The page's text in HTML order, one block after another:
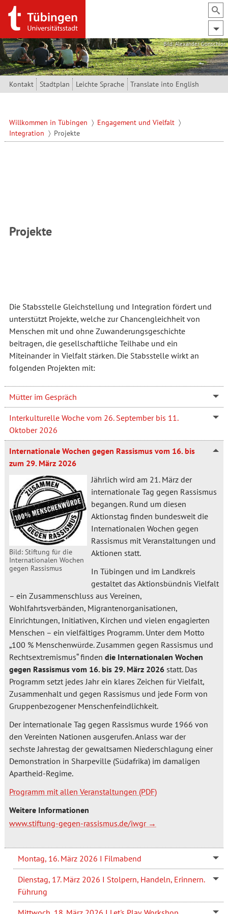
Direkt zum Inhalt
Bild: Alexander Gonschior
Kontakt Stadtplan Leichte Sprache Translate into English
Willkommen in Tübingen
Engagement und Vielfalt
Integration
Projekte
Projekte
Die Stabsstelle Gleichstellung und Integration fördert und
unterstützt Projekte, welche zur Chancengleichheit von
Menschen mit und ohne Zuwanderungsgeschichte
beitragen, die gesellschaftliche Teilhabe und ein
Miteinander in Vielfalt stärken. Die Stabsstelle wirkt an
folgenden Projekten mit:
Mütter im Gespräch
Interkulturelle Woche vom 26. September bis 11.
Oktober 2026
Internationale Wochen gegen Rassismus vom 16. bis
zum 29. März 2026
Bild: Stiftung für die
Internationalen Wochen
gegen Rassismus
Jährlich wird am 21. März der
internationale Tag gegen Rassismus
begangen. Rund um diesen
Aktionstag finden bundesweit die
Internationalen Wochen gegen
Rassismus mit Veranstaltungen und
Aktionen statt.
In Tübingen und im Landkreis
gestaltet das Aktionsbündnis Vielfalt
– ein Zusammenschluss aus Vereinen,
Wohlfahrtsverbänden, Migrantenorganisationen,
Einrichtungen, Initiativen, Kirchen und vielen engagierten
Menschen – ein vielfältiges Programm. Unter dem Motto
„100 % Menschenwürde. Zusammen gegen Rassismus und
Rechtsextremismus“ finden die Internationalen Wochen
gegen Rassismus vom 16. bis 29. März 2026statt. Das
Programm setzt jedes Jahr ein klares Zeichen für Vielfalt,
Zusammenhalt und gegen Rassismus und jede Form von
Gruppenbezogener Menschenfeindlichkeit.
Der internationale Tag gegen Rassismus wurde 1966 von
den Vereinten Nationen ausgerufen. Anlass war der
sechste Jahrestag der gewaltsamen Niederschlagung einer
Demonstration in Sharpeville (Südafrika) im damaligen
Apartheid-Regime.
Programm mit allen Veranstaltungen
Weitere Informationen
www.stiftung-gegen-rassismus.de/iwgr
Montag, 16. März 2026 I Filmabend
Dienstag, 17. März 2026 I Stolpern, Handeln, Erinnern.
Führung